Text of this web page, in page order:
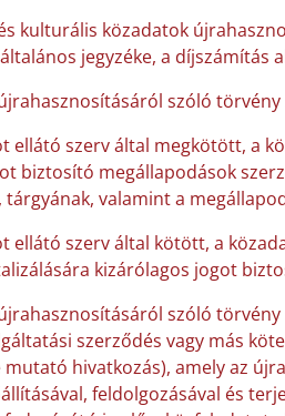
kulturális közadatok
jegyzéke, a díjszámítás
szóló
ellátó szerv által megkötött, a
biztosító megállapodások
valamint a
ellátó szerv által kötött, a
kizárólagos jogot
szóló
szerződés vagy más
hivatkozás), amely az
feldolgozásával és